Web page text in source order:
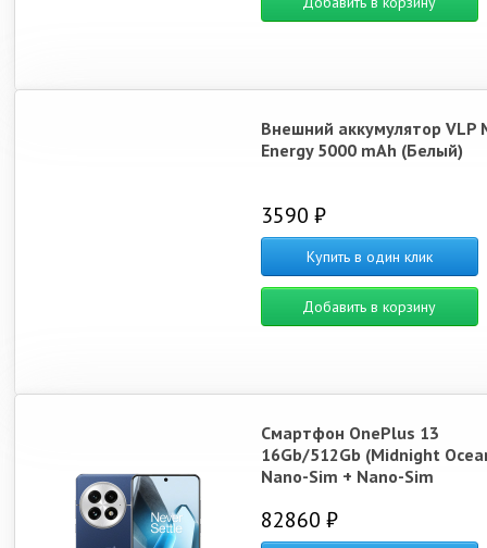
Внешний аккумулятор VLP
Energy 5000 mAh (Белый)
3590 ₽
Купить в один клик
Добавить в корзину
Смартфон OnePlus 13
16Gb/512Gb (Midnight
Nano-Sim + Nano-Sim
82860 ₽